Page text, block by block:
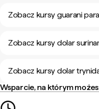
Zobacz kursy guarani
Zobacz kursy dolar
Zobacz kursy dolar
Wsparcie, na którym